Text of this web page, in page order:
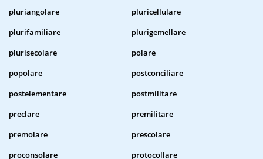
pluriangolare
pluricellulare
plurifamiliare
plurigemellare
plurisecolare
polare
popolare
postconciliare
postelementare
postmilitare
preclare
premilitare
premolare
prescolare
proconsolare
protocollare